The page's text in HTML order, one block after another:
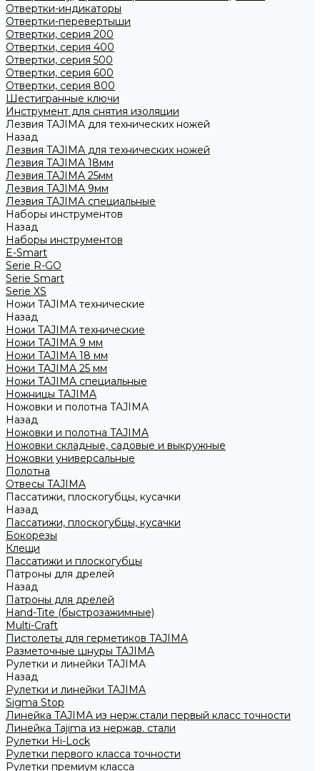
Отвертки-индикаторы
Отвертки-перевертыши
Отвертки, серия 200
Отвертки, серия 400
Отвертки, серия 500
Отвертки, серия 600
Отвертки, серия 800
Шестигранные ключи
Инструмент для снятия изоляции
Лезвия TAJIMA для технических ножей
Назад
Лезвия TAJIMA для технических ножей
Лезвия TAJIMA 18мм
Лезвия TAJIMA 25мм
Лезвия TAJIMA 9мм
Лезвия TAJIMA специальные
Наборы инструментов
Назад
Наборы инструментов
E-Smart
Serie R-GO
Serie Smart
Serie XS
Ножи TAJIMA технические
Назад
Ножи TAJIMA технические
Ножи TAJIMA 9 мм
Ножи TAJIMA 18 мм
Ножи TAJIMA 25 мм
Ножи TAJIMA специальные
Ножницы TAJIMA
Ножовки и полотна TAJIMA
Назад
Ножовки и полотна TAJIMA
Ножовки складные, садовые и выкружные
Ножовки универсальные
Полотна
Отвесы TAJIMA
Пассатижи, плоскогубцы, кусачки
Назад
Пассатижи, плоскогубцы, кусачки
Бокорезы
Клещи
Пассатижи и плоскогубцы
Патроны для дрелей
Назад
Патроны для дрелей
Hand-Tite (быстрозажимные)
Multi-Craft
Пистолеты для герметиков TAJIMA
Разметочные шнуры TAJIMA
Рулетки и линейки TAJIMA
Назад
Рулетки и линейки TAJIMA
Sigma Stop
Линейка TAJIMA из нерж.стали первый класс точности
Линейка Tajima из нержав. стали
Рулетки Hi-Lock
Рулетки первого класса точности
Рулетки премиум класса